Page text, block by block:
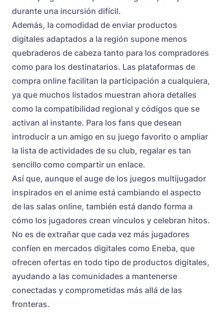
durante una incursión difícil.
Además, la comodidad de enviar productos
digitales adaptados a la región supone menos
quebraderos de cabeza tanto para los compradores
como para los destinatarios. Las plataformas de
compra online facilitan la participación a cualquiera,
ya que muchos listados muestran ahora detalles
como la compatibilidad regional y códigos que se
activan al instante. Para los fans que desean
introducir a un amigo en su juego favorito o ampliar
la lista de actividades de su club, regalar es tan
sencillo como compartir un enlace.
Así que, aunque el auge de los juegos multijugador
inspirados en el anime está cambiando el aspecto
de las salas online, también está dando forma a
cómo los jugadores crean vínculos y celebran hitos.
No es de extrañar que cada vez más jugadores
confíen en mercados digitales como Eneba, que
ofrecen ofertas en todo tipo de productos digitales,
ayudando a las comunidades a mantenerse
conectadas y comprometidas más allá de las
fronteras.